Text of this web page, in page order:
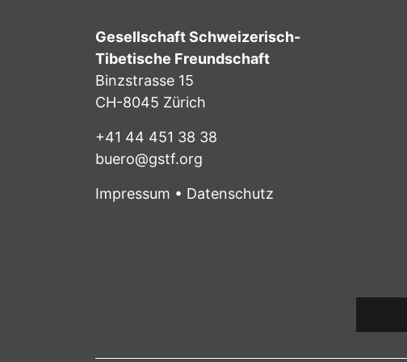
Gesellschaft Schweizerisch-
Tibetische Freundschaft
Binzstrasse 15
CH-8045 Zürich
+41 44 451 38 38
buero@gstf.org
Impressum • Datenschutz